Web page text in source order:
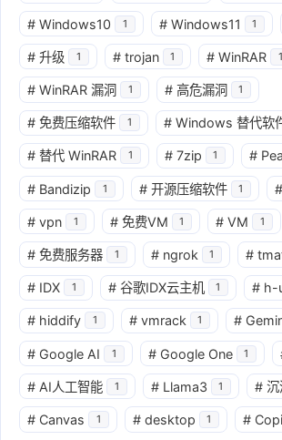
# Windows10 1 # Windows11 1
# 升级 1 # trojan 1 # WinRAR 1
# WinRAR 漏洞 1 # 高危漏洞 1
# 免费压缩软件 1 # Windows 替代软
# 替代 WinRAR 1 # 7zip 1 #
# Bandizip 1 # 开源压缩软件 1 #
# vpn 1 # 免费VM 1 # VM 1
# 免费服务器 1 # ngrok 1 #
# IDX 1 # 谷歌IDX云主机 1 # h-
# hiddify 1 # vmrack 1 #
# Google AI 1 # Google One 1
# AI人工智能 1 # Llama3 1 # 沉
# Canvas 1 # desktop 1 #